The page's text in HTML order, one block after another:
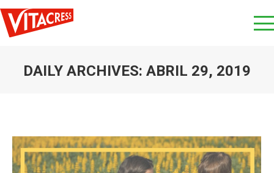
DAILY ARCHIVES: ABRIL 29, 2019